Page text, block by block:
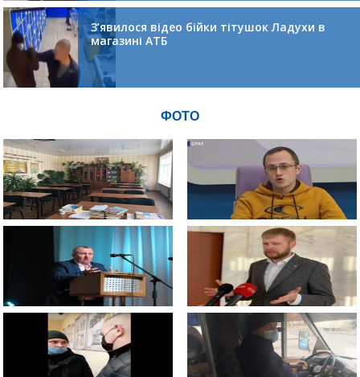
З’явилося відео бійки тітушок Ладухи в
магазині АТБ
ФОТО